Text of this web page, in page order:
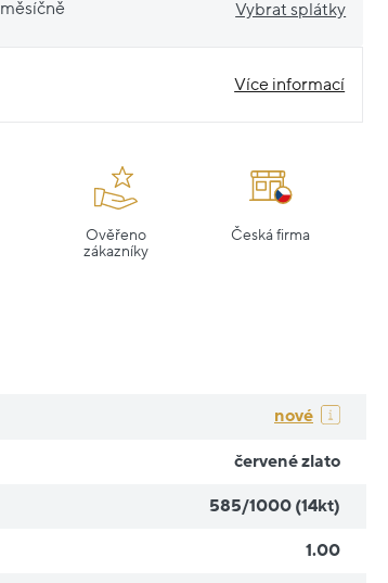
měsíčně Vybrat splátky
Více informací
Ověřeno
zákazníky
Česká firma
nové
červené zlato
585/1000 (14kt)
1.00